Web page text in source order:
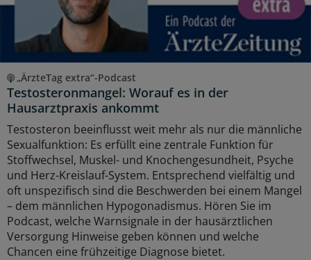
„ÄrzteTag extra“-Podcast
Testosteronmangel: Worauf es in der
Hausarztpraxis ankommt
Testosteron beeinflusst weit mehr als nur die männliche
Sexualfunktion: Es erfüllt eine zentrale Funktion für
Stoffwechsel, Muskel- und Knochengesundheit, Psyche
und Herz-Kreislauf-System. Entsprechend vielfältig und
oft unspezifisch sind die Beschwerden bei einem Mangel
– dem männlichen Hypogonadismus. Hören Sie im
Podcast, welche Warnsignale in der hausärztlichen
Versorgung Hinweise geben können und welche
Chancen eine frühzeitige Diagnose bietet.